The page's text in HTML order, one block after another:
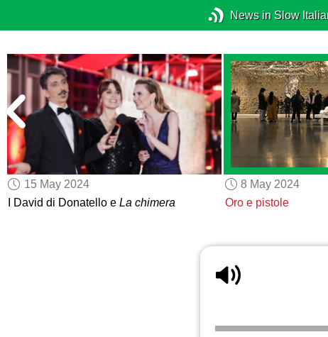
News in Slow
15 May 2024
I David di Donatello eLa chimera
8 May 2024
Oro e pistole